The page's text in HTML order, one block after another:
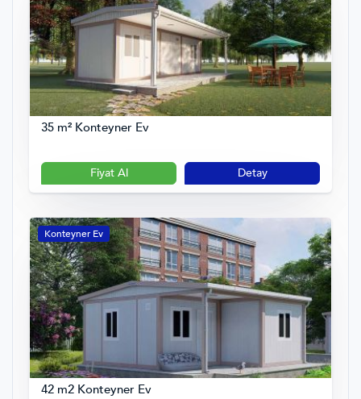
35 m² Konteyner Ev
Fiyat Al Detay
Konteyner Ev
42 m2 Konteyner Ev